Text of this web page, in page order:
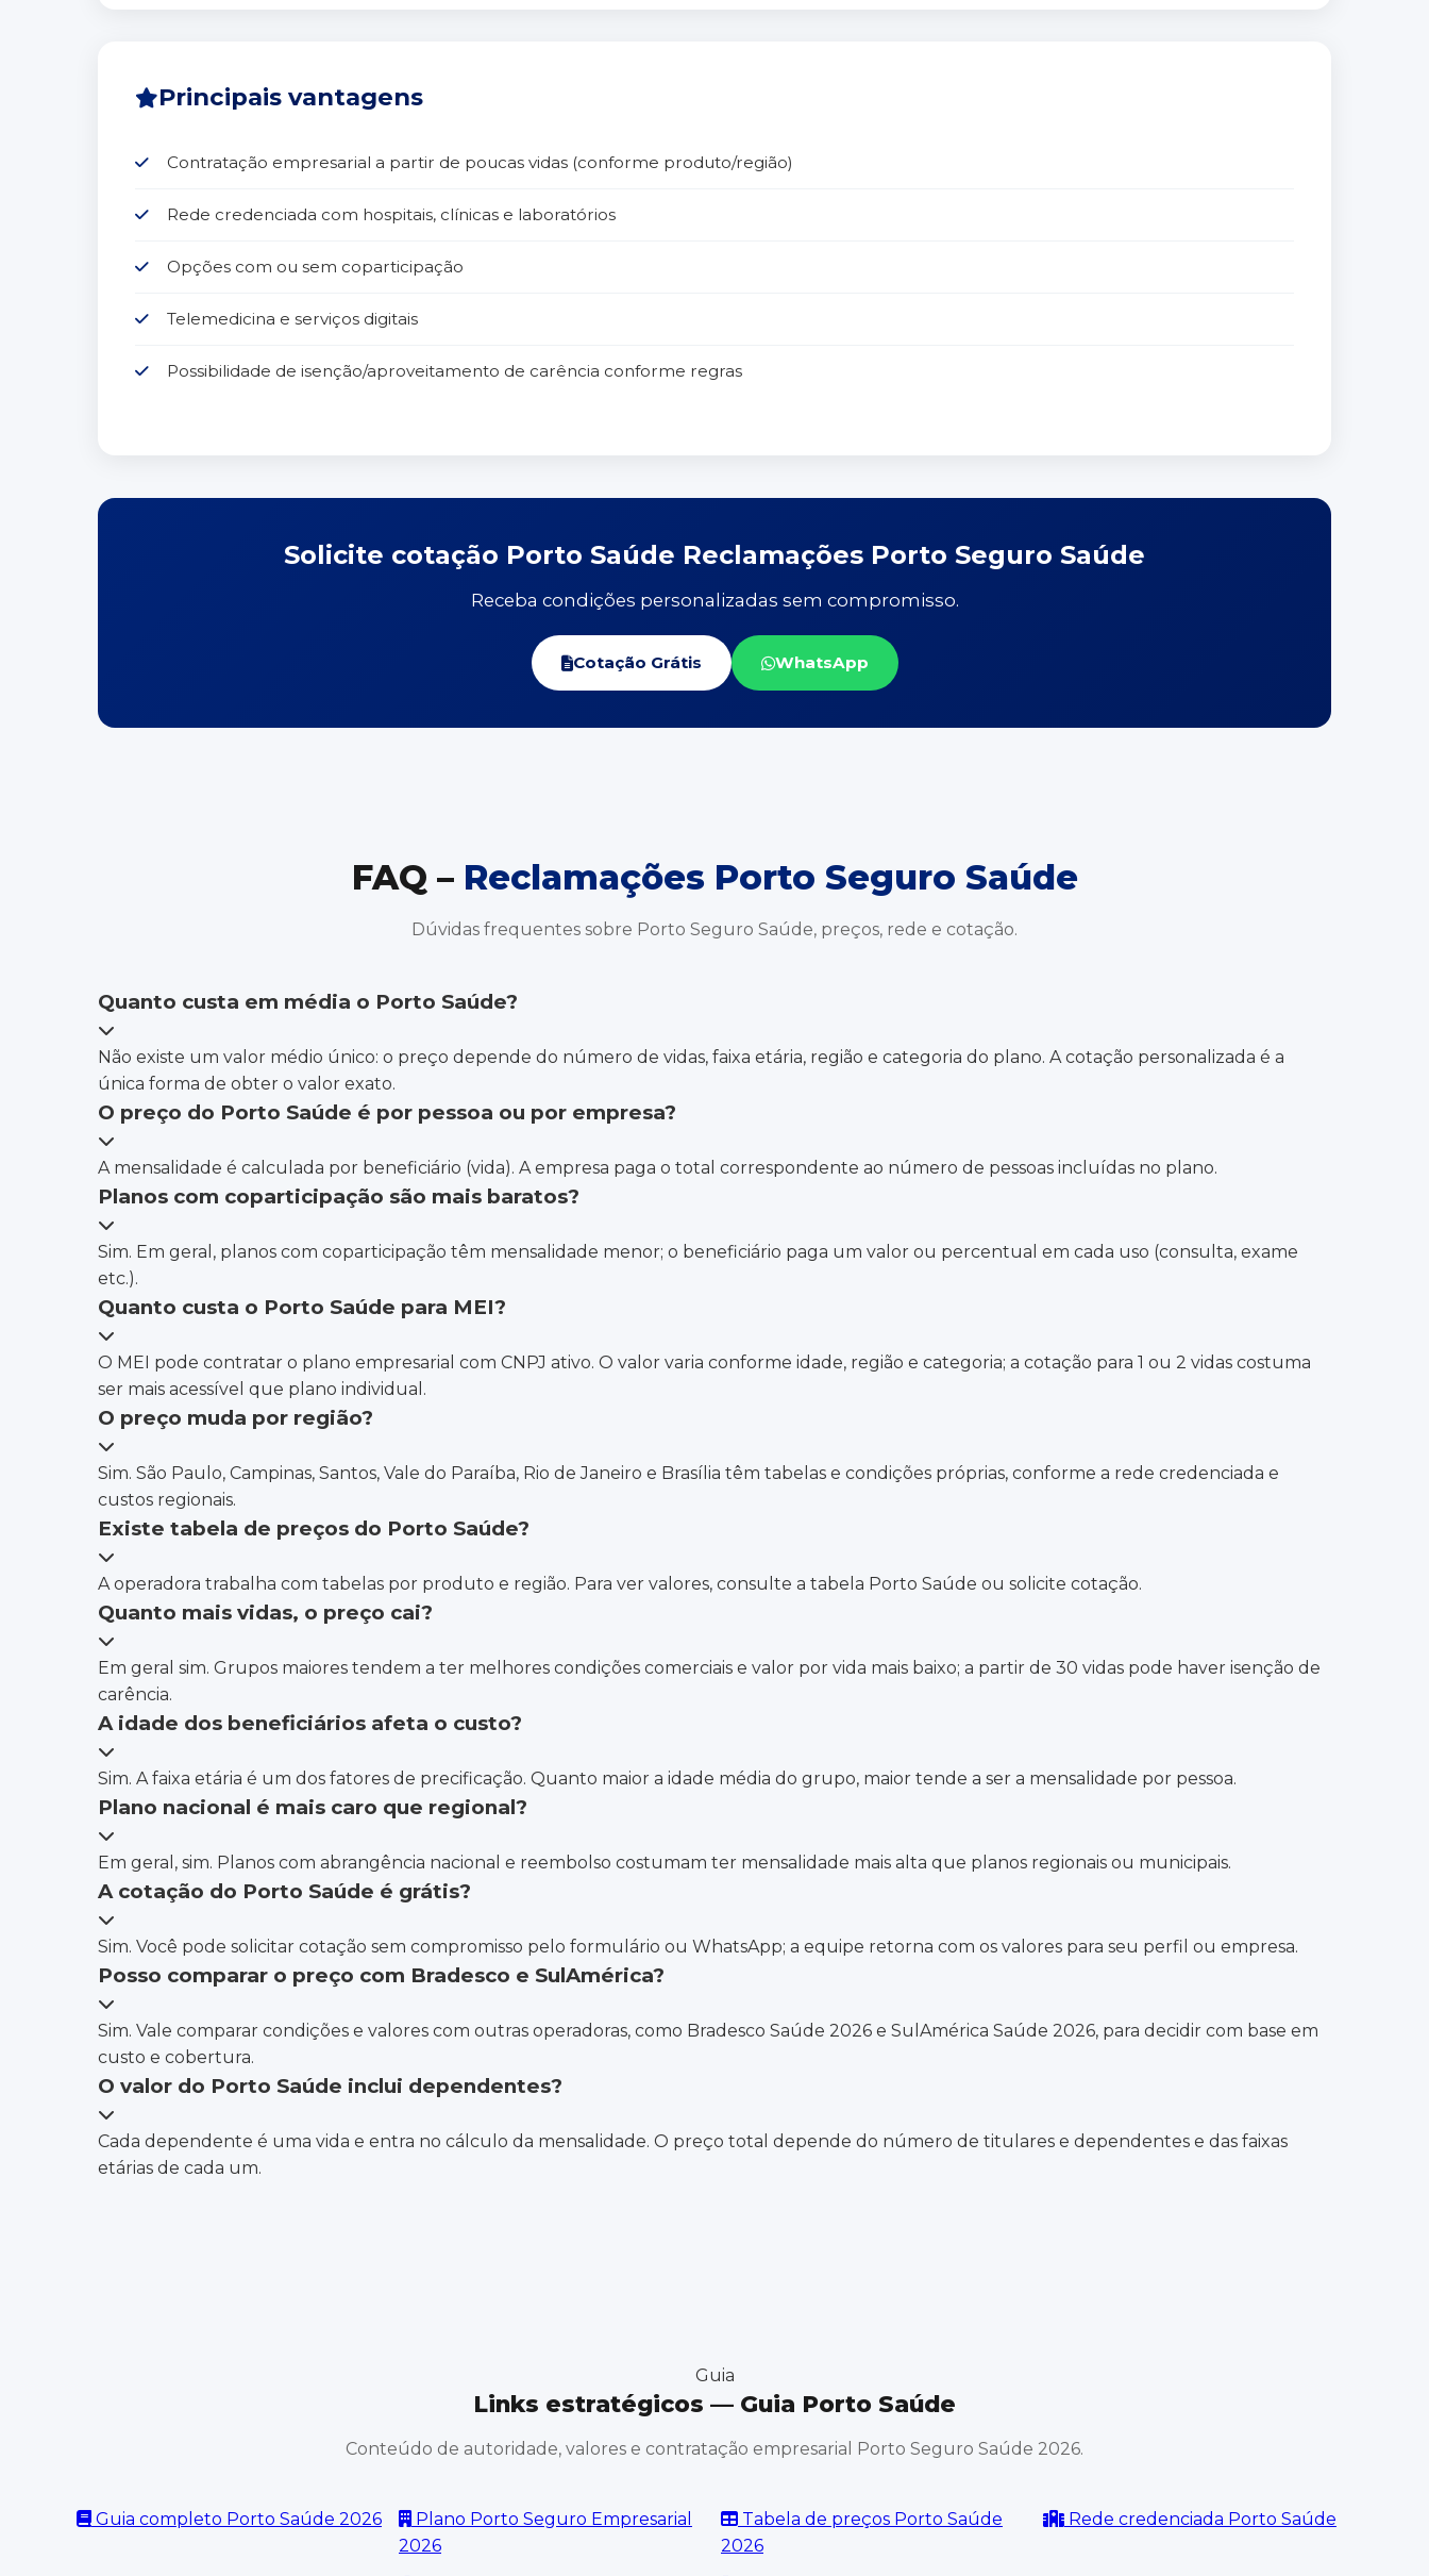
Principais vantagens
Contratação empresarial a partir de poucas vidas (conforme produto/região)
Rede credenciada com hospitais, clínicas e laboratórios
Opções com ou sem coparticipação
Telemedicina e serviços digitais
Possibilidade de isenção/aproveitamento de carência conforme regras
Solicite cotação Porto Saúde Reclamações Porto Seguro Saúde
Receba condições personalizadas sem compromisso.
Cotação Grátis WhatsApp
FAQ – Reclamações Porto Seguro Saúde
Dúvidas frequentes sobre Porto Seguro Saúde, preços, rede e cotação.
Quanto custa em média o Porto Saúde?
Não existe um valor médio único: o preço depende do número de vidas, faixa etária, região e categoria do plano. A cotação personalizada é a
única forma de obter o valor exato.
O preço do Porto Saúde é por pessoa ou por empresa?
A mensalidade é calculada por beneficiário (vida). A empresa paga o total correspondente ao número de pessoas incluídas no plano.
Planos com coparticipação são mais baratos?
Sim. Em geral, planos com coparticipação têm mensalidade menor; o beneficiário paga um valor ou percentual em cada uso (consulta, exame
etc.).
Quanto custa o Porto Saúde para MEI?
O MEI pode contratar o plano empresarial com CNPJ ativo. O valor varia conforme idade, região e categoria; a cotação para 1 ou 2 vidas costuma
ser mais acessível que plano individual.
O preço muda por região?
Sim. São Paulo, Campinas, Santos, Vale do Paraíba, Rio de Janeiro e Brasília têm tabelas e condições próprias, conforme a rede credenciada e
custos regionais.
Existe tabela de preços do Porto Saúde?
A operadora trabalha com tabelas por produto e região. Para ver valores, consulte a tabela Porto Saúde ou solicite cotação.
Quanto mais vidas, o preço cai?
Em geral sim. Grupos maiores tendem a ter melhores condições comerciais e valor por vida mais baixo; a partir de 30 vidas pode haver isenção de
carência.
A idade dos beneficiários afeta o custo?
Sim. A faixa etária é um dos fatores de precificação. Quanto maior a idade média do grupo, maior tende a ser a mensalidade por pessoa.
Plano nacional é mais caro que regional?
Em geral, sim. Planos com abrangência nacional e reembolso costumam ter mensalidade mais alta que planos regionais ou municipais.
A cotação do Porto Saúde é grátis?
Sim. Você pode solicitar cotação sem compromisso pelo formulário ou WhatsApp; a equipe retorna com os valores para seu perfil ou empresa.
Posso comparar o preço com Bradesco e SulAmérica?
Sim. Vale comparar condições e valores com outras operadoras, como Bradesco Saúde 2026 e SulAmérica Saúde 2026, para decidir com base em
custo e cobertura.
O valor do Porto Saúde inclui dependentes?
Cada dependente é uma vida e entra no cálculo da mensalidade. O preço total depende do número de titulares e dependentes e das faixas
etárias de cada um.
Guia
Links estratégicos — Guia Porto Saúde
Conteúdo de autoridade, valores e contratação empresarial Porto Seguro Saúde 2026.
Guia completo Porto Saúde 2026
Plano Porto Seguro Empresarial
2026
Tabela de preços Porto Saúde
2026
Rede credenciada Porto Saúde